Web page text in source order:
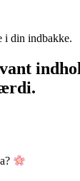
i din indbakke.